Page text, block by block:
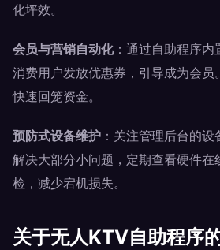
化坪效。
会员与营销自动化：通过自助程序内
消费用户发放优惠券，引导成为会员
快速回笼资金。
预防式设备维护 ：关注管理后台的
解决大部分小问题，定期查看硬件在
检，减少宕机损失。
关于无人KTV自助程序